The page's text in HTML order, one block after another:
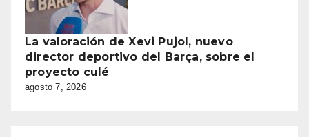
La valoración de Xevi Pujol, nuevo
director deportivo del Barça, sobre el
proyecto culé
agosto 7, 2026